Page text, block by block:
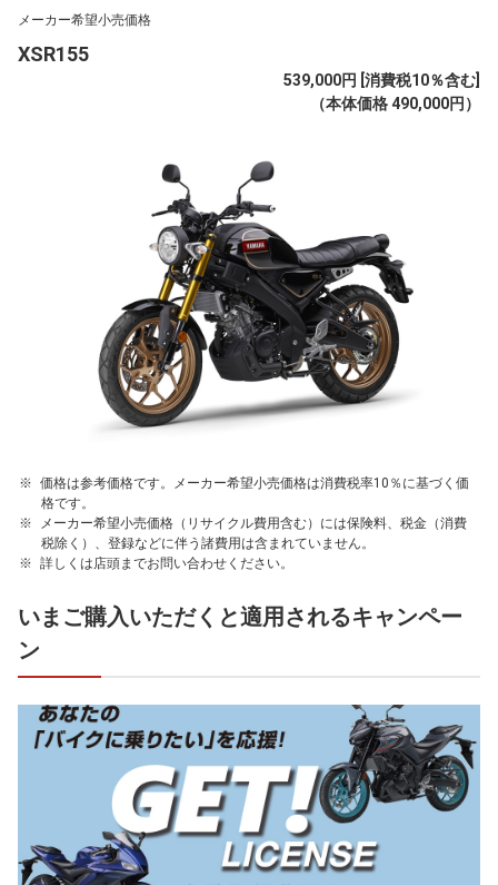
メーカー希望小売価格
XSR155
539,000円 [消費税10％含む]
（本体価格 490,000円）
価格は参考価格です。メーカー希望小売価格は消費税率10％に基づく価
格です。
メーカー希望小売価格（リサイクル費用含む）には保険料、税金（消費
税除く）、登録などに伴う諸費用は含まれていません。
詳しくは店頭までお問い合わせください。
いまご購入いただくと適用されるキャンペー
ン